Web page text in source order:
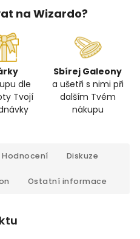
na Wizardo?
dle
Tvojí
Sbírej Galeony
a ušetři s nimi při
dalším Tvém
nákupu
Hodnocení Diskuze
Ostatní informace